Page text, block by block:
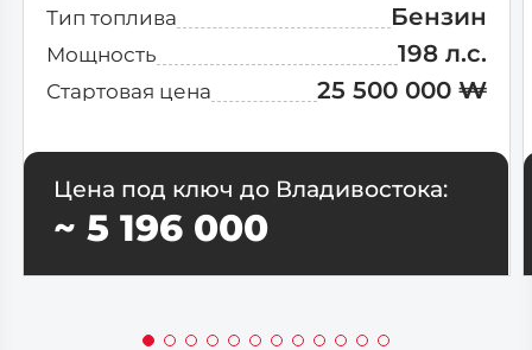
Тип топлива Бензин
Мощность 198 л.с.
Стартовая цена 25 500 000 ₩
Цена под ключ до Владивостока:
~ 5 196 000